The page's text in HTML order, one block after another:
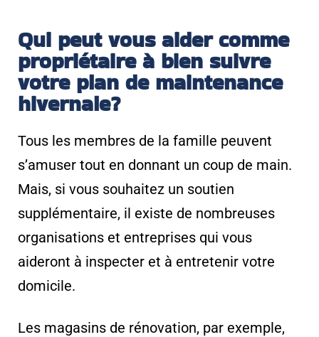
Qui peut vous aider comme
propriétaire à bien suivre
votre plan de maintenance
hivernale?
Tous les membres de la famille peuvent
s’amuser tout en donnant un coup de main.
Mais, si vous souhaitez un soutien
supplémentaire, il existe de nombreuses
organisations et entreprises qui vous
aideront à inspecter et à entretenir votre
domicile.
Les magasins de rénovation, par exemple,